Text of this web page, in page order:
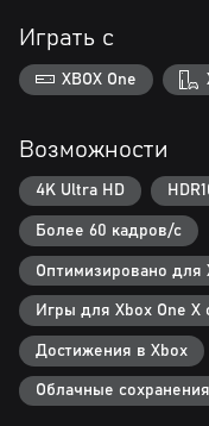
Играть с
XBOX One
Возможности
4K Ultra HD
Более 60 кадров/с
Оптимизировано для
Игры для Xbox One X
Достижения в Xbox
Облачные